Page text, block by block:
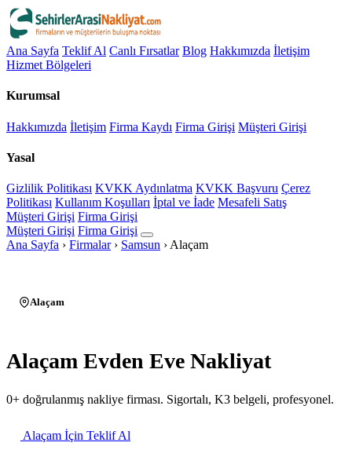
Ana Sayfa Teklif Al Canlı Fırsatlar Blog Hakkımızda İletişim
Hizmet Bölgeleri
Kurumsal
Hakkımızda İletişim Firma Kaydı Firma Girişi Müşteri Girişi
Yasal
Gizlilik Politikası KVKK Aydınlatma KVKK Başvuru Çerez
Politikası Kullanım Koşulları İptal ve İade Mesafeli Satış
Müşteri Girişi Firma Girişi
Müşteri Girişi Firma Girişi
Ana Sayfa › Firmalar › Samsun › Alaçam
Alaçam
Alaçam Evden Eve Nakliyat
0+ doğrulanmış nakliye firması. Sigortalı, K3 belgeli, profesyonel.
Alaçam İçin Teklif Al